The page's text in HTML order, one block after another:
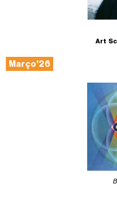
Art
Março’26